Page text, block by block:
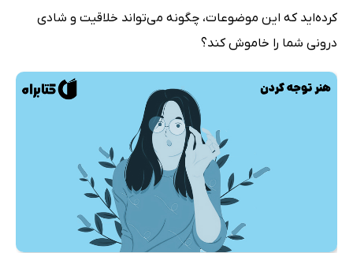
کرده‌اید که این موضوعات، چگونه می‌تواند خلاقیت و شادی
درونی شما را خاموش کند؟